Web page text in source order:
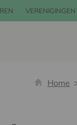
VERENIGINGEN
Home